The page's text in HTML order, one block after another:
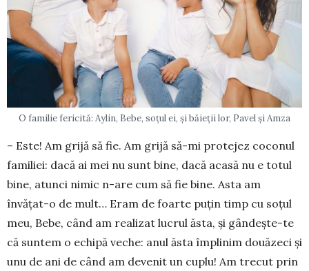
O familie fericită: Aylin, Bebe, soțul ei, și băieții lor, Pavel și Amza
– Este! Am grijă să fie. Am grijă să-mi protejez coconul
familiei: dacă ai mei nu sunt bine, dacă acasă nu e totul
bine, atunci nimic n-are cum să fie bine. Asta am
învățat-o de mult… Eram de foarte puțin timp cu soțul
meu, Bebe, când am realizat lucrul ăsta, și gândește-te
că suntem o echipă veche: anul ăsta împlinim douăzeci și
unu de ani de când am devenit un cuplu! Am trecut prin